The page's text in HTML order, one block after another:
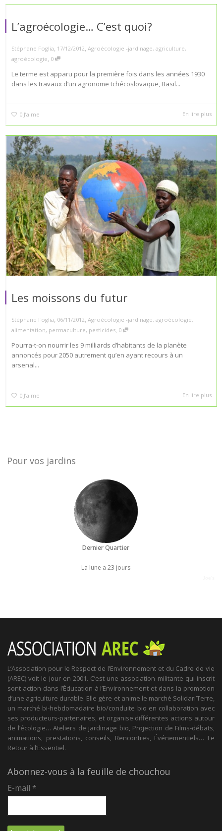
L’agroécologie… C’est quoi?
Stéphane Foglia, 17/12/2012, Agroécologie -jardinage, agriculture,
agroécologie, 0
Le terme est apparu pour la première fois dans les années 1930
dans les travaux d’un agronome tchécoslovaque, Basil...
0 J’aime En lire plus
Les moissons du futur
Stéphane Foglia, 06/11/2012, Agroécologie -jardinage, agroécologie,
alimentation, permaculture, pesticides, 0
Pourra-t-on nourrir les 9 milliards d’habitants de la planète
annoncés pour 2050 autrement qu’en ayant recours à un
arsenal...
0 J’aime En lire plus
Pour vos jardins
Dernier Quartier
La lune a 23 jours
L’Association pour le Respect de l’Environnement et du Cadre de vie
(AREC) voit le jour en 2001. C’est une association militante qui inscrit
sont action dans l’Éducation à l’Environnement et dans la promotion
d’une agriculture durable. Elle gère et anime le marché Solidari’Terre,
un marché bi-hebdomadaire bio/conduite bio en collaboration avec
ses producteurs-partenaires, et organise différentes actions autour
de l’écologie… Ateliers de jardinage bio, Projection de Films-débats,
animations, prestations, conseils, Rencontres, Événementiels… Le
Retour à l’Essentiel.
Abonnez-vous à la feuille de chouchou
E-mail *